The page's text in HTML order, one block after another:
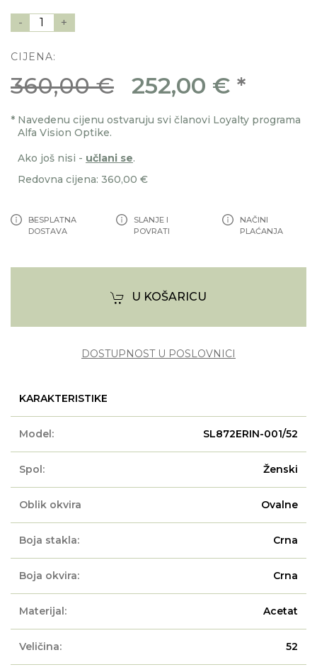
- 1 +
CIJENA:
360,00 € 252,00 € *
* Navedenu cijenu ostvaruju svi članovi Loyalty programa
Alfa Vision Optike.
Ako još nisi - učlani se.
Redovna cijena: 360,00 €
BESPLATNA
DOSTAVA
SLANJE I
POVRATI
NAČINI
PLAĆANJA
U KOŠARICU
DOSTUPNOST U POSLOVNICI
KARAKTERISTIKE
Model: SL872ERIN-001/52
Spol: Ženski
Oblik okvira Ovalne
Boja stakla: Crna
Boja okvira: Crna
Materijal: Acetat
Veličina: 52